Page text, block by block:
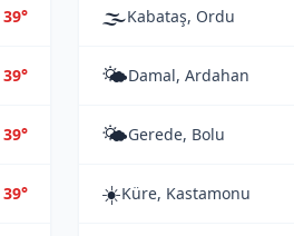
39°
39°
39°
39°
🌫️Kabataş, Ordu
🌤️Damal, Ardahan
🌤️Gerede, Bolu
☀️Küre, Kastamonu